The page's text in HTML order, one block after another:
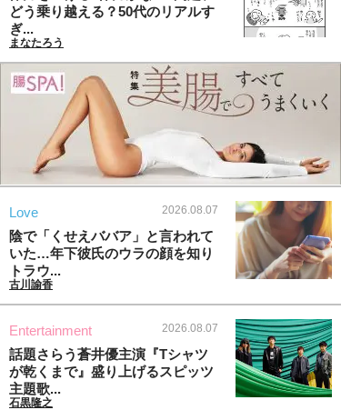
どう乗り越える？50代のリアルす
ぎ...
まなたろう
Love 2026.08.07
陰で「くせえババア」と言われて
いた…年下彼氏のウラの顔を知り
トラウ...
古川諭香
Entertainment 2026.08.07
話題さらう蒼井優主演『Tシャツ
が乾くまで』盛り上げるスピッツ
主題歌...
石黒隆之